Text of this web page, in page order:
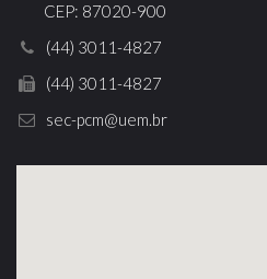
CEP: 87020-900
(44) 3011-4827
(44) 3011-4827
sec-pcm@uem.br